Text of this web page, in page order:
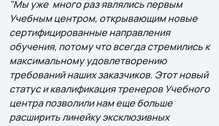
"Мы уже много раз являлись первым
Учебным центром, открывающим новые
сертифицированные направления
обучения, потому что всегда стремились к
максимальному удовлетворению
требований наших заказчиков. Этот новый
статус и квалификация тренеров Учебного
центра позволили нам еще больше
расширить линейку эксклюзивных